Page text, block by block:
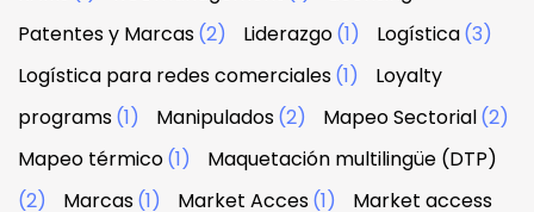
Patentes y Marcas(2) Liderazgo(1) Logística(3)
Logística para redes comerciales(1)
Loyalty
programs(1) Manipulados(2) Mapeo Sectorial(2)
Mapeo térmico(1)
Maquetación multilingüe (DTP)
(2)
Marcas(1) Market Acces(1)
Market access